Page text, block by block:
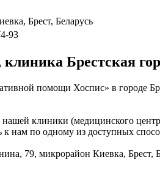
Брест, Беларусь
93
Брестская
помощи Хоспис» в городе
клиники (медицинского
нам по одному из доступных
79, микрорайон Киевка, Брест,